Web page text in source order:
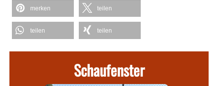
merken teilen
teilen teilen
Schaufenster